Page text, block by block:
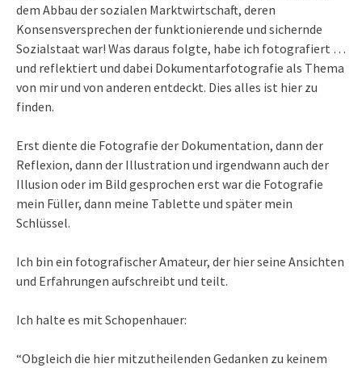
dem Abbau der sozialen Marktwirtschaft, deren
Konsensversprechen der funktionierende und sichernde
Sozialstaat war! Was daraus folgte, habe ich fotografiert …
und reflektiert und dabei Dokumentarfotografie als Thema
von mir und von anderen entdeckt. Dies alles ist hier zu
finden.
Erst diente die Fotografie der Dokumentation, dann der
Reflexion, dann der Illustration und irgendwann auch der
Illusion oder im Bild gesprochen erst war die Fotografie
mein Füller, dann meine Tablette und später mein
Schlüssel.
Ich bin ein fotografischer Amateur, der hier seine Ansichten
und Erfahrungen aufschreibt und teilt.
Ich halte es mit Schopenhauer:
“Obgleich die hier mitzutheilenden Gedanken zu keinem